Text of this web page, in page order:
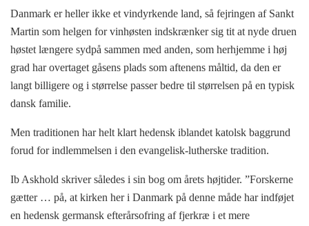
Danmark er heller ikke et vindyrkende land, så fejringen af Sankt
Martin som helgen for vinhøsten indskrænker sig tit at nyde druen
høstet længere sydpå sammen med anden, som herhjemme i høj
grad har overtaget gåsens plads som aftenens måltid, da den er
langt billigere og i størrelse passer bedre til størrelsen på en typisk
dansk familie.
Men traditionen har helt klart hedensk iblandet katolsk baggrund
forud for indlemmelsen i den evangelisk-lutherske tradition.
Ib Askhold skriver således i sin bog om årets højtider. ”Forskerne
gætter … på, at kirken her i Danmark på denne måde har indføjet
en hedensk germansk efterårsofring af fjerkræ i et mere